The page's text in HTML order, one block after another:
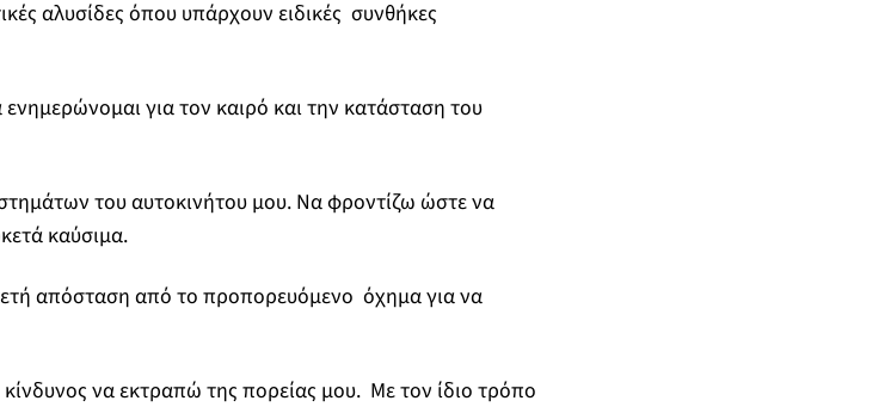
αλυσίδες όπου υπάρχουν ειδικές συνθήκες
για τον καιρό και την κατάσταση του
του αυτοκινήτου μου. Να φροντίζω ώστε να
καύσιμα.
απόσταση από το προπορευόμενο όχημα για να
να εκτραπώ της πορείας μου. Με τον ίδιο τρόπο